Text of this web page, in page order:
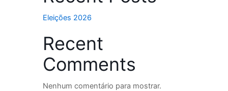
Eleições 2026
Recent
Comments
Nenhum comentário para mostrar.